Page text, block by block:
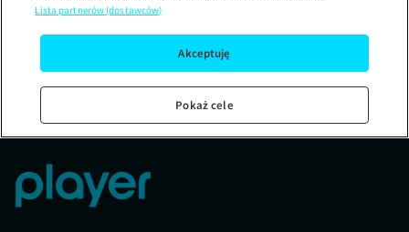
Lista partnerów (dostawców)
Akceptuję
Pokaż cele